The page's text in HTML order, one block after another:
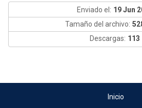
Enviado el: 19 Jun
Tamaño del archivo:
Descargas: 113
Inicio